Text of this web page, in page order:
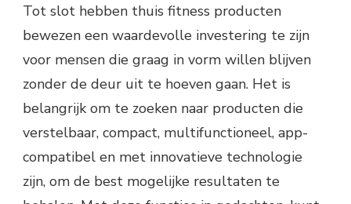
Tot slot hebben thuis fitness producten
bewezen een waardevolle investering te zijn
voor mensen die graag in vorm willen blijven
zonder de deur uit te hoeven gaan. Het is
belangrijk om te zoeken naar producten die
verstelbaar, compact, multifunctioneel, app-
compatibel en met innovatieve technologie
zijn, om de best mogelijke resultaten te